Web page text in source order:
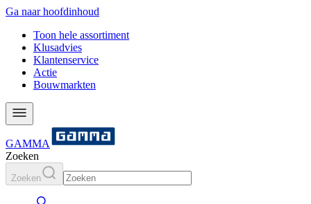
Ga naar hoofdinhoud
Toon hele assortiment
Klusadvies
Klantenservice
Actie
Bouwmarkten
GAMMA
Zoeken
Zoeken